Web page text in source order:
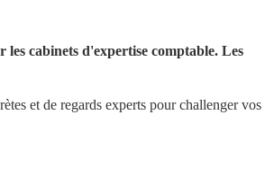
cabinets d'expertise comptable. Les
et de regards experts pour challenger vos